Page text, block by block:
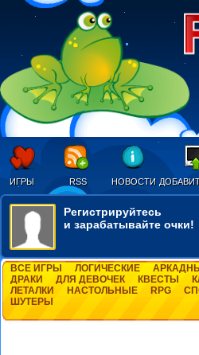
ИГРЫ RSS НОВОСТИ
Регистрируйтесь
и зарабатывайте очки!
ВСЕ ИГРЫ ЛОГИЧЕСКИЕ
ДРАКИ
ДЛЯ ДЕВОЧЕК КВЕСТЫ
ЛЕТАЛКИ
НАСТОЛЬНЫЕ RPG
ШУТЕРЫ